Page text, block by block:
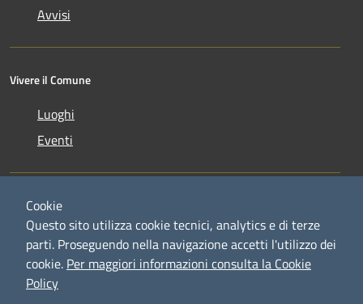
Avvisi
Vivere il Comune
Luoghi
Eventi
RSS
Accessibilità
Privacy
Copyright © 2026 • Comune di
Credaro • Powered by
Cookie
Questo sito utilizza cookie tecnici, analytics e di terze
parti. Proseguendo nella navigazione accetti l'utilizzo dei
cookie. Per maggiori informazioni consulta la Cookie
Policy